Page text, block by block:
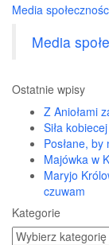
Media
Media
Ostatnie wpisy
Z Aniołami
Siła
Posłane, by
Majówka w
Maryjo
czuwam
Kategorie
Kategorie